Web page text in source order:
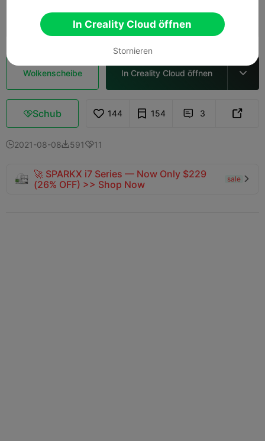
254.24g
Wolkenscheibe In Creality Cloud öffnen 
Schub 144 154  3 
2021-08-0859111
🚀 SPARKX i7 Series — Now Only $229
(26% OFF) >> Shop Now
sale 
In Creality Cloud öffnen
Stornieren